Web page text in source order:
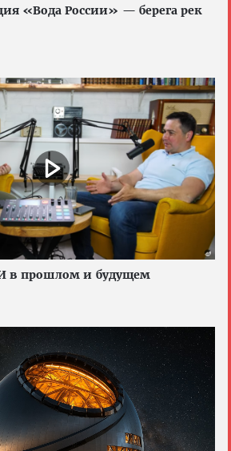
«Вода России» — берега рек
в прошлом и будущем